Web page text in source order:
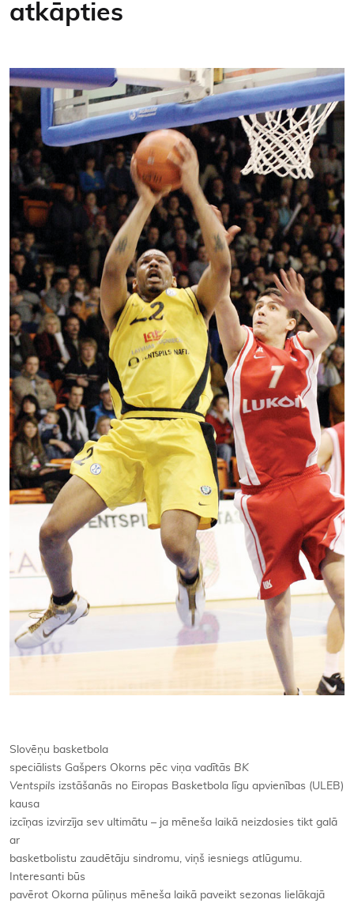
atkāpties
Slovēņu basketbola
speciālists Gašpers Okorns pēc viņa vadītās BK
Ventspils izstāšanās no Eiropas Basketbola līgu apvienības (ULEB)
kausa
izcīņas izvirzīja sev ultimātu – ja mēneša laikā neizdosies tikt galā
ar
basketbolistu zaudētāju sindromu, viņš iesniegs atlūgumu.
Interesanti būs
pavērot Okorna pūliņus mēneša laikā paveikt sezonas lielākajā